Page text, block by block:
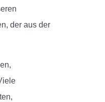
der aus der